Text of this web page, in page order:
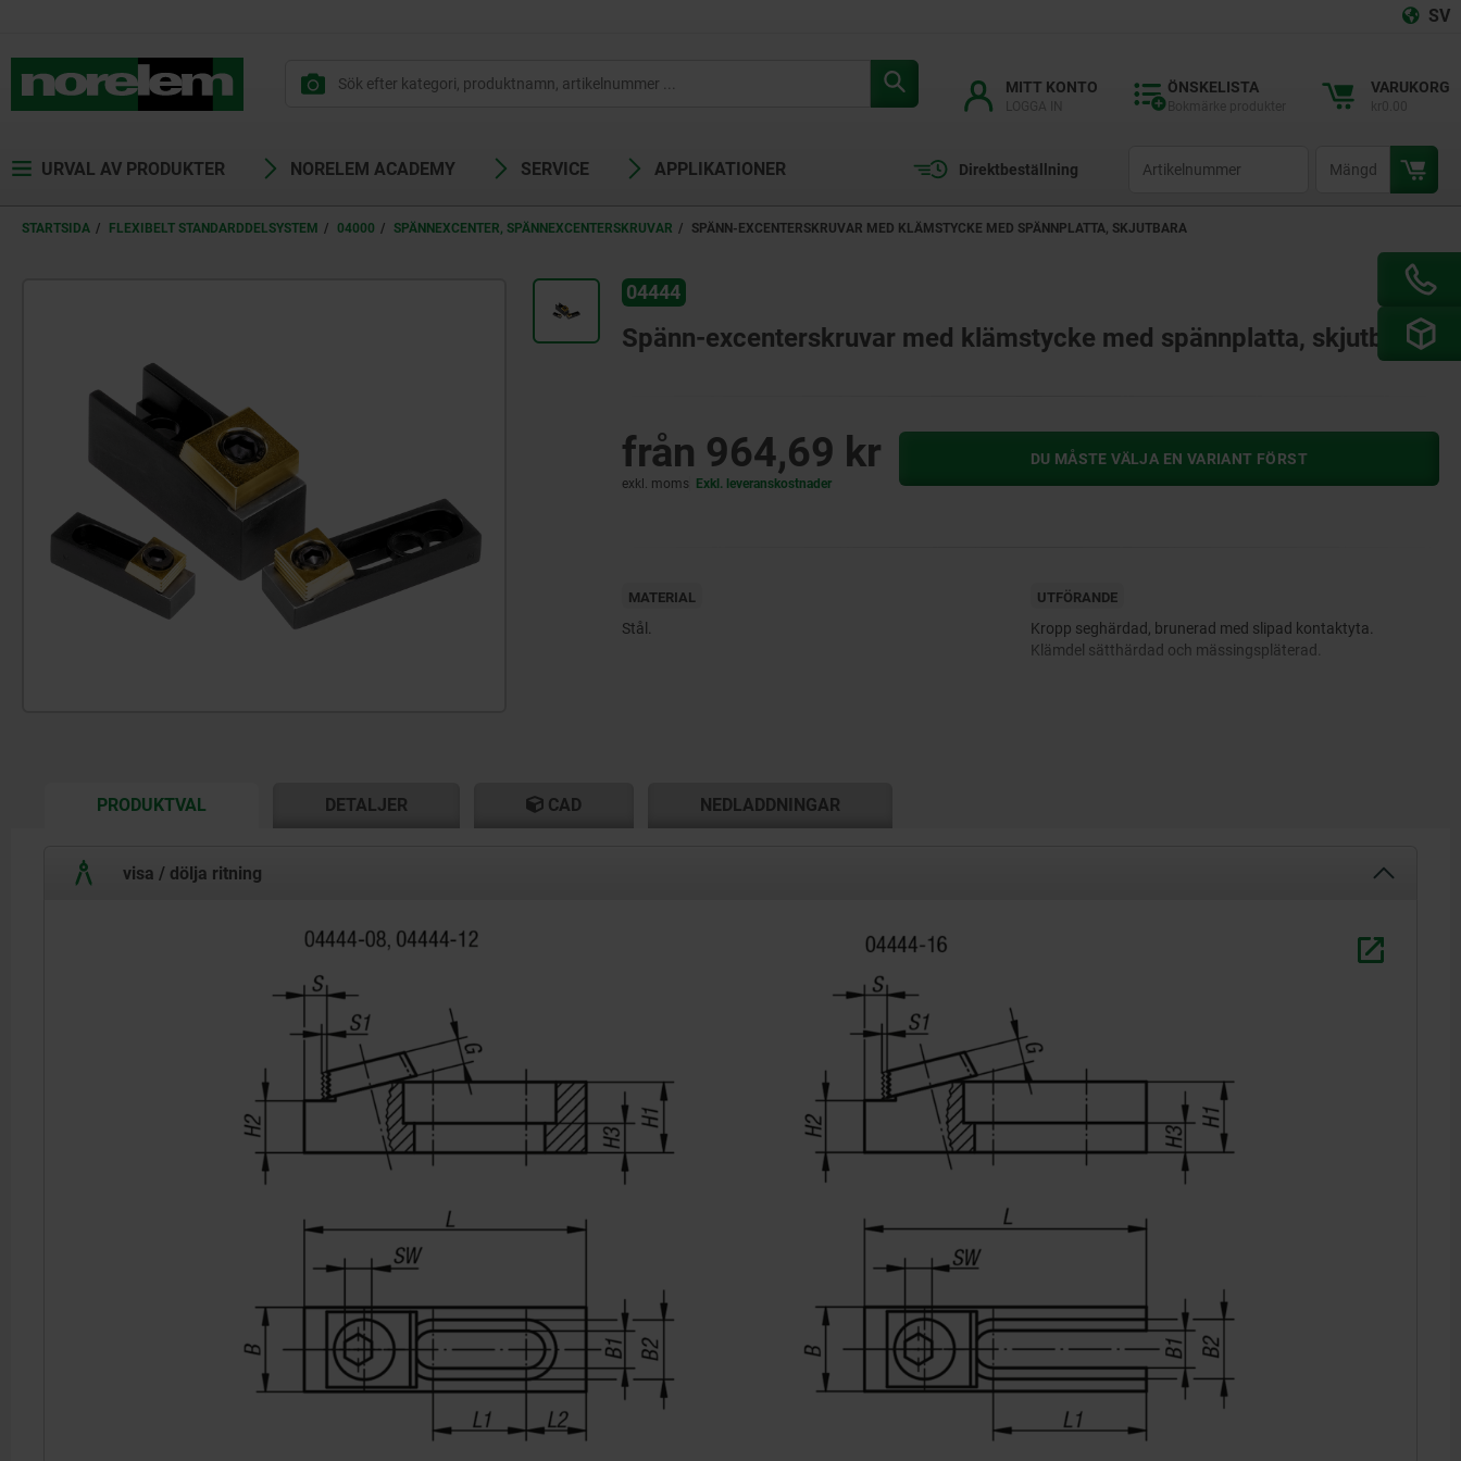
SV
MITT KONTO ÖNSKELISTA VARUKORG
URVAL AV PRODUKTER NORELEM ACADEMY SERVICE APPLIKATIONER Direktbeställning
STARTSIDA FLEXIBELT STANDARDDELSYSTEM 04000 SPÄNNEXCENTER, SPÄNNEXCENTERSKRUVAR SPÄNN-EXCENTERSKRUVAR MED KLÄMSTYCKE MED SPÄNNPLATTA, SKJUTBARA
04444
Spänn-excenterskruvar med klämstycke med spännplatta, skjutbara
från 964,69 kr
exkl. moms Exkl. leveranskostnader
DU MÅSTE VÄLJA EN VARIANT FÖRST
MATERIAL
Stål.
UTFÖRANDE
Kropp seghärdad, brunerad med slipad kontaktyta.
Klämdel sätthärdad och mässingspläterad.
PRODUKTVAL DETALJER CAD NEDLADDNINGAR
visa / dölja ritning